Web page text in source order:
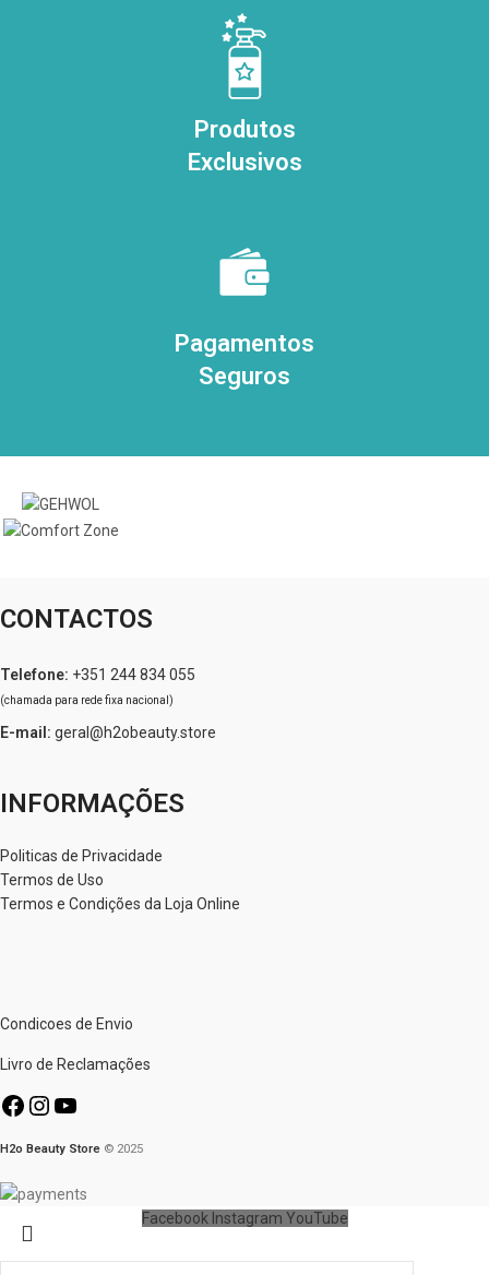
Produtos
Exclusivos
Pagamentos
Seguros
CONTACTOS
Telefone: +351 244 834 055
(chamada para rede fixa nacional)
E-mail: geral@h2obeauty.store
INFORMAÇÕES
Politicas de Privacidade
Termos de Uso
Termos e Condições da Loja Online
Condicoes de Envio
Livro de Reclamações
H2o Beauty Store © 2025
Facebook Instagram YouTube